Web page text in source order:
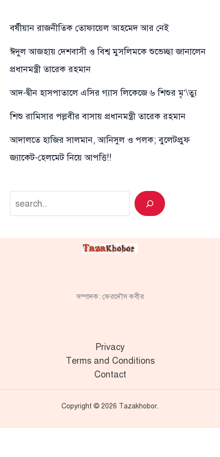
বর্ষীয়ান রাজনীতিক তোফায়েল আহমেদ আর নেই
ঈদুল আজহায় দেশবাসী ও বিশ্ব মুসলিমকে শুভেচ্ছা জানালেন
প্রধানমন্ত্রী তারেক রহমান
আদ-দ্বীন হাসপাতালে এসির গ্যাস লিকেজে ৬ শিশুর মৃ’\ত্যু
শিশু রামিসার পল্লবীর বাসায় প্রধানমন্ত্রী তারেক রহমান
আদালতে হাজির সালমান, আনিসুল ও পলক; বুলেটপ্রুফ
জ্যাকেট-হেলমেট নিয়ে আপত্তি!!
Search
সম্পাদক: ফেরদৌস কবীর
Privacy
Terms and Conditions
Contact
Copyright © 2026 Tazakhobor.